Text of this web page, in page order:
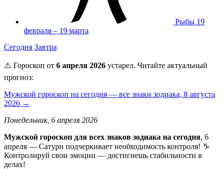
Рыбы 19
февраля – 19 марта
Сегодня Завтра
⚠️ Гороскоп от 6 апреля 2026 устарел. Читайте актуальный
прогноз:
Мужской гороскоп на сегодня — все знаки зодиака, 8 августа
2026 →
Понедельник, 6 апреля 2026
Мужской гороскоп для всех знаков зодиака на сегодня, 6
апреля — Сатурн подчеркивает необходимость контроля! ♑
Контролируй свои эмоции — достигнешь стабильности в
делах!